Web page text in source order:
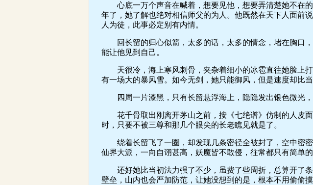
心底一万个声音在喊着，想要见他，想要弄清楚她不在的
年了，她了解也绝对相信师父的为人。他既然在天下人面前
人为徒，此事必定别有内情。
回长留的归心似箭，太多的话，太多的情念，堵在胸口，
能让他见到自己。
天很冷，海上寒风刺骨，夹杂着细小的冰雹直往她脸上打
有一场大的暴风雪。如今无剑，她只能御风，但是速度却比
四周一片漆黑，只有长留悬浮海上，隐隐发出银色微光，
花千骨取出刚离开茅山之前，按《七绝谱》仿制的人皮面
时，只要不被三尊和那几个眼尖的长老瞧见就是了。
绕着长留飞了一圈，却发现几条密径全被封了，空中密密
仙界大派，一向自诩甚高，妖魔皆不敢侵，往常都只有简单
还好她比当初法力强了不少，虽费了些周折，总算开了条
壁垒，山内也会严加防范，让她没想到的是，根本不用偷